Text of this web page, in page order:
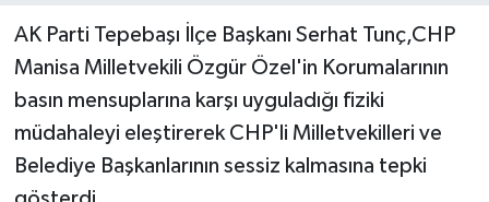
AK Parti Tepebaşı İlçe Başkanı Serhat Tunç,CHP
Manisa Milletvekili Özgür Özel'in Korumalarının
basın mensuplarına karşı uyguladığı fiziki
müdahaleyi eleştirerek CHP'li Milletvekilleri ve
Belediye Başkanlarının sessiz kalmasına tepki